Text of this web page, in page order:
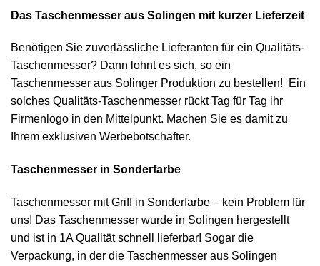
Das Taschenmesser aus Solingen mit kurzer Lieferzeit
Benötigen Sie zuverlässliche Lieferanten für ein Qualitäts-
Taschenmesser? Dann lohnt es sich, so ein
Taschenmesser aus Solinger Produktion zu bestellen! Ein
solches Qualitäts-Taschenmesser rückt Tag für Tag ihr
Firmenlogo in den Mittelpunkt. Machen Sie es damit zu
Ihrem exklusiven Werbebotschafter.
Taschenmesser in Sonderfarbe
Taschenmesser mit Griff in Sonderfarbe – kein Problem für
uns! Das Taschenmesser wurde in Solingen hergestellt
und ist in 1A Qualität schnell lieferbar! Sogar die
Verpackung, in der die Taschenmesser aus Solingen